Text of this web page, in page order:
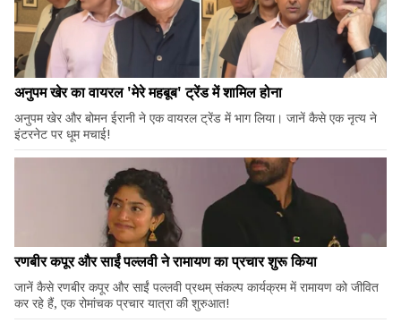
अनुपम खेर का वायरल 'मेरे महबूब' ट्रेंड में शामिल होना
अनुपम खेर और बोमन ईरानी ने एक वायरल ट्रेंड में भाग लिया। जानें कैसे एक नृत्य ने
इंटरनेट पर धूम मचाई!
रणबीर कपूर और साईं पल्लवी ने रामायण का प्रचार शुरू किया
जानें कैसे रणबीर कपूर और साईं पल्लवी प्रथम् संकल्प कार्यक्रम में रामायण को जीवित
कर रहे हैं, एक रोमांचक प्रचार यात्रा की शुरुआत!